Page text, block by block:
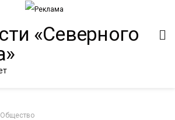
Общество